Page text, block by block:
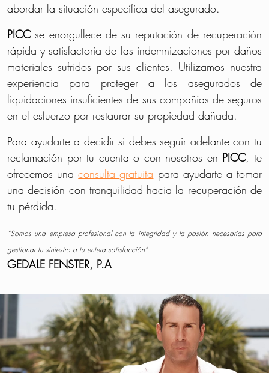
abordar la situación específica del asegurado.
PICC se enorgullece de su reputación de recuperación
rápida y satisfactoria de las indemnizaciones por daños
materiales sufridos por sus clientes. Utilizamos nuestra
experiencia para proteger a los asegurados de
liquidaciones insuficientes de sus compañías de seguros
en el esfuerzo por restaurar su propiedad dañada.
Para ayudarte a decidir si debes seguir adelante con tu
reclamación por tu cuenta o con nosotros en PICC, te
ofrecemos unaconsulta gratuita para ayudarte a tomar
una decisión con tranquilidad hacia la recuperación de
tu pérdida.
“Somos una empresa profesional con la integridad y la pasión necesarias para
gestionar tu siniestro a tu entera satisfacción”.
GEDALE FENSTER, P.A